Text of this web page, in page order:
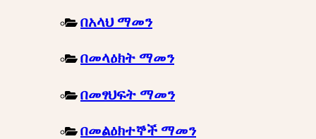
በአላህ ማመን
በመላዕክት ማመን
በመፃህፍት ማመን
በመልዕክተኞች ማመን